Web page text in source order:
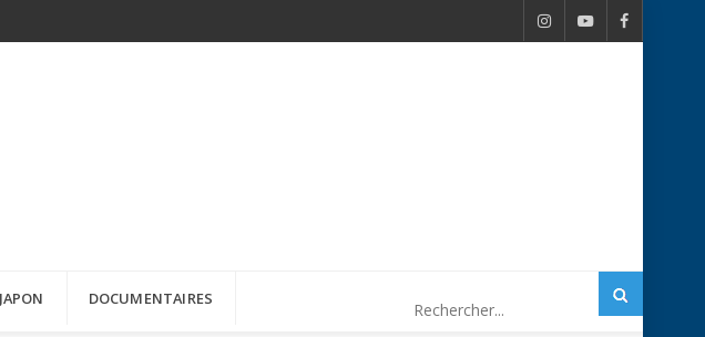
DOCUMENTAIRES